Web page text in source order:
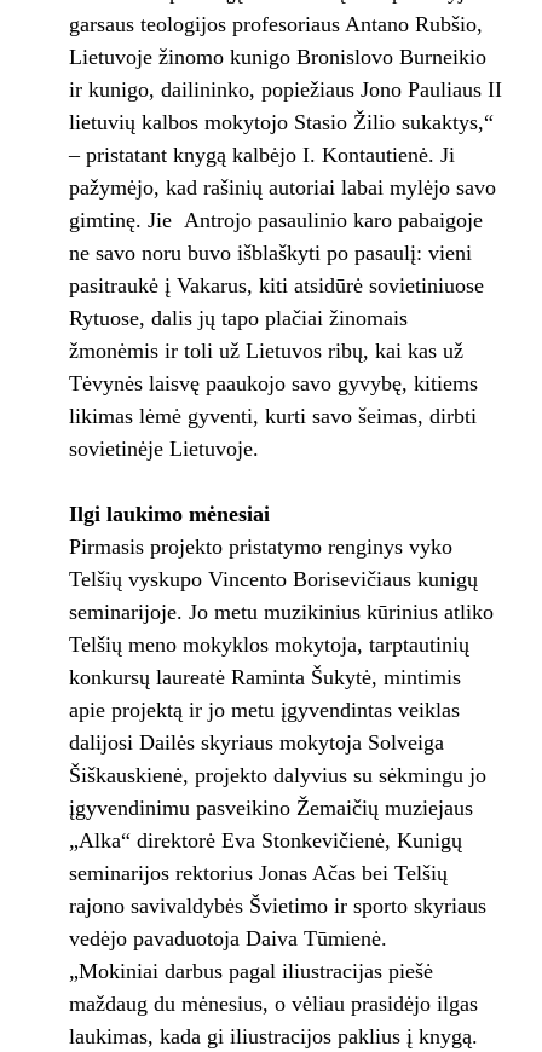
garsaus teologijos profesoriaus Antano Rubšio,
Lietuvoje žinomo kunigo Bronislovo Burneikio
ir kunigo, dailininko, popiežiaus Jono Pauliaus II
lietuvių kalbos mokytojo Stasio Žilio sukaktys,“
– pristatant knygą kalbėjo I. Kontautienė. Ji
pažymėjo, kad rašinių autoriai labai mylėjo savo
gimtinę. Jie Antrojo pasaulinio karo pabaigoje
ne savo noru buvo išblaškyti po pasaulį: vieni
pasitraukė į Vakarus, kiti atsidūrė sovietiniuose
Rytuose, dalis jų tapo plačiai žinomais
žmonėmis ir toli už Lietuvos ribų, kai kas už
Tėvynės laisvę paaukojo savo gyvybę, kitiems
likimas lėmė gyventi, kurti savo šeimas, dirbti
sovietinėje Lietuvoje.
Ilgi laukimo mėnesiai
Pirmasis projekto pristatymo renginys vyko
Telšių vyskupo Vincento Borisevičiaus kunigų
seminarijoje. Jo metu muzikinius kūrinius atliko
Telšių meno mokyklos mokytoja, tarptautinių
konkursų laureatė Raminta Šukytė, mintimis
apie projektą ir jo metu įgyvendintas veiklas
dalijosi Dailės skyriaus mokytoja Solveiga
Šiškauskienė, projekto dalyvius su sėkmingu jo
įgyvendinimu pasveikino Žemaičių muziejaus
„Alka“ direktorė Eva Stonkevičienė, Kunigų
seminarijos rektorius Jonas Ačas bei Telšių
rajono savivaldybės Švietimo ir sporto skyriaus
vedėjo pavaduotoja Daiva Tūmienė.
„Mokiniai darbus pagal iliustracijas piešė
maždaug du mėnesius, o vėliau prasidėjo ilgas
laukimas, kada gi iliustracijos paklius į knygą.